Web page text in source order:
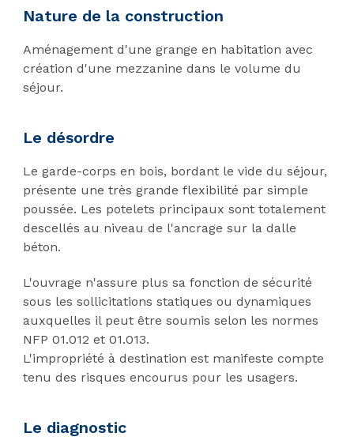
Nature de la construction
Aménagement d'une grange en habitation avec
création d'une mezzanine dans le volume du
séjour.
Le désordre
Le garde-corps en bois, bordant le vide du séjour,
présente une très grande flexibilité par simple
poussée. Les potelets principaux sont totalement
descellés au niveau de l'ancrage sur la dalle
béton.
L'ouvrage n'assure plus sa fonction de sécurité
sous les sollicitations statiques ou dynamiques
auxquelles il peut être soumis selon les normes
NFP 01.012 et 01.013.
L'impropriété à destination est manifeste compte
tenu des risques encourus pour les usagers.
Le diagnostic